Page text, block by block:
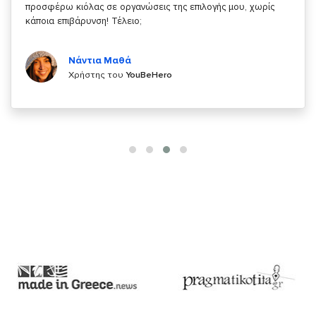
κάτι!
Χρήστης τουYouBeHero